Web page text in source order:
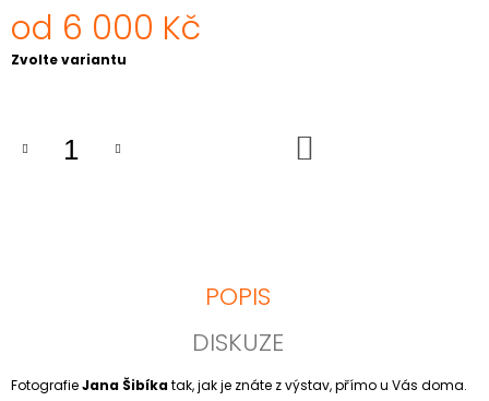
od 6 000 Kč
Měrná
Zvolte variantu
POPIS
DISKUZE
FotografieJana Šibíkatak, jak je znáte z výstav, přímo u Vás doma.
M
E
2001
NEJPRODÁVANĚJŠÍ